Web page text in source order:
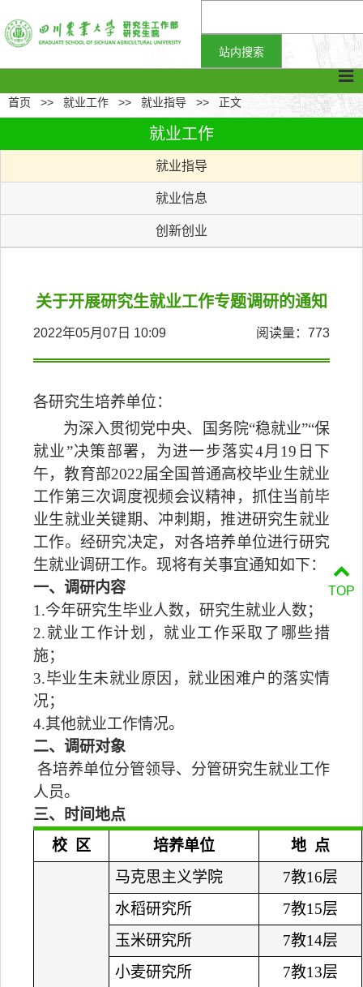
首页 >> 就业工作 >> 就业指导 >> 正文
就业工作
就业指导
就业信息
创新创业
关于开展研究生就业工作专题调研的通知
2022年05月07日 10:09 阅读量： 773
各研究生培养单位：
为深入贯彻党中央、国务院“稳就业”“保
就业”决策部署 ， 为进一步落实4月19日下
午，教育部2022届全国普通高校毕业生就业
工作第三次调度视频会议精神，抓住当前毕
业生就业关键期、冲刺期，推进研究生就业
工作。经研究决定，对各培养单位进行研究
生就业调研工作。现将有关事宜通知如下：
一、调研内容
1.今年研究生毕业人数，研究生就业人数；
2.就业工作计划，就业工作采取了哪些措
施；
3.毕业生未就业原因，就业困难户的落实情
况；
4.其他就业工作情况。
二、调研对象
各培养单位分管领导、分管研究生就业工作
人员。
三、时间地点
校 区
培养单位 地 点
马克思主义学院
7教16层
水稻研究所
7教15层
玉米研究所
7教14层
小麦研究所
7教13层
TOP